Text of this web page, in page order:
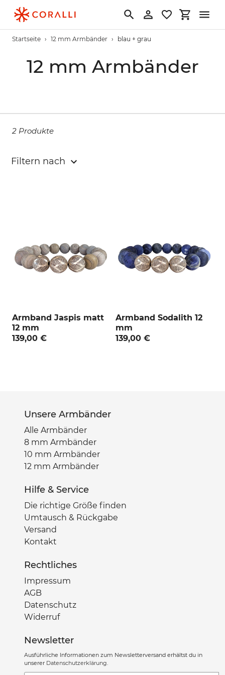
Direkt
zum
Inhalt
SuchenEinloggen
Startseite › 12 mm Armbänder › blau + grau
S
m
m
12 mm Armbänder
2 Produkte
Filtern nach
Armband Jaspis matt
12 mm
139,00 €
Armband Sodalith 12
mm
139,00 €
Unsere Armbänder
Alle Armbänder
8 mm Armbänder
10 mm Armbänder
12 mm Armbänder
Hilfe & Service
Die richtige Größe finden
Umtausch & Rückgabe
Versand
Kontakt
Rechtliches
Impressum
AGB
Datenschutz
Widerruf
Newsletter
Ausführliche Informationen zum Newsletterversand erhältst du in
unserer Datenschutzerklärung